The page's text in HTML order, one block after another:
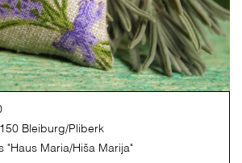
Bleiburg/Pliberk
"Haus Maria/Hiša Marija"